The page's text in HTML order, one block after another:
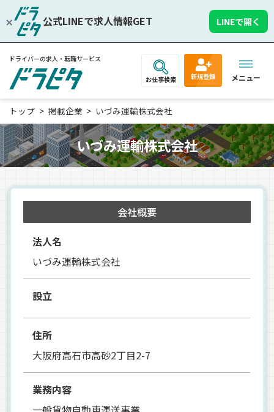
公式LINEで求人情報GET LINEで開く
ドライバーの求人・転職サービス
お仕事検索 新規登録 メニュー
トップ 掲載企業 いづみ運輸株式会社
いづみ運輸株式会社
会社概要
法人名
いづみ運輸株式会社
設立
住所
大阪府高石市高砂2丁目2-7
業務内容